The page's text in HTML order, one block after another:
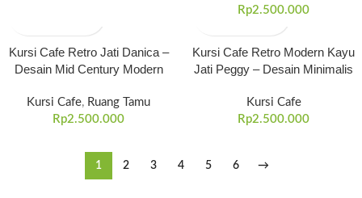
Rp2.500.000
Kursi Cafe Retro Jati Danica –
Desain Mid Century Modern
Kursi Cafe, Ruang Tamu
Rp2.500.000
Kursi Cafe Retro Modern Kayu
Jati Peggy – Desain Minimalis
Kursi Cafe
Rp2.500.000
1 2 3 4 5 6 →